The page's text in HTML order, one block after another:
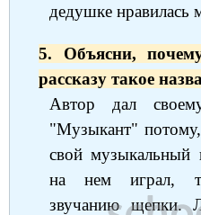
дедушке нравилась
5. Объясни,
рассказу такое
Автор дал
"Музыкант"
свой музыкальный
на нем играл,
звучанию щепки.